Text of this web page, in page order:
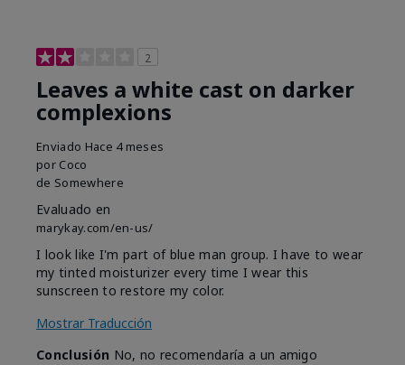
2
Leaves a white cast on darker
complexions
Enviado Hace 4 meses
por Coco
de Somewhere
Evaluado en
marykay.com/en-us/
I look like I'm part of blue man group. I have to wear
my tinted moisturizer every time I wear this
sunscreen to restore my color.
Mostrar Traducción
Conclusión No, no recomendaría a un amigo